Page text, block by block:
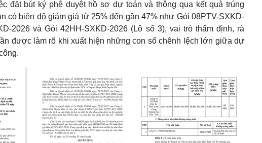
đặt bút ký phê duyệt hồ sơ dự toán và thông qua kết quả trúng
có biên độ giảm giá từ 25% đến gần 47% như Gói 08PTV-SXKD-
2026 và Gói 42HH-SXKD-2026 (Lô số 3), vai trò thẩm định, rà
được làm rõ khi xuất hiện những con số chênh lệch lớn giữa dự